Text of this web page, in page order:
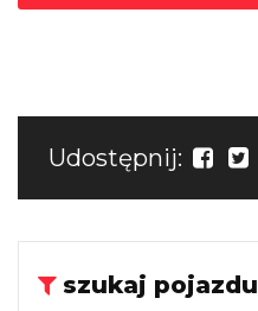
Udostępnij:
szukaj pojazdu